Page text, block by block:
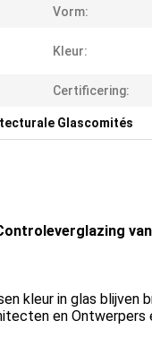
Vorm:
Kleur:
Certificering:
Glascomités
kleur in glas blijven
en Ontwerpers